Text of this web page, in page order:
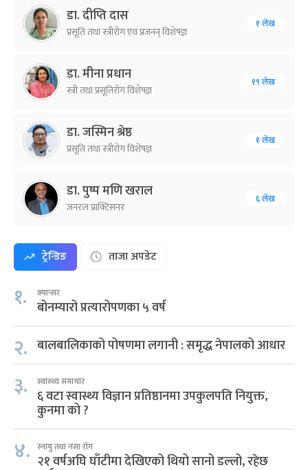
डा. दीप्ति दास
प्रसूति तथा स्त्रीरोग एवं प्रजनन् विशेषज्ञ
१ लेख
डा. मीना प्रधान
स्त्री तथा प्रसूतिरोग विशेषज्ञ
१९ लेख
डा. जस्मिन श्रेष्ठ
प्रसूति तथा स्त्रीरोग विशेषज्ञ
१ लेख
डा. पुष्प मणि खराल
जनरल प्राक्टिसनर
६ लेख
ट्रेन्डिङ ताजा अपडेट
१. क्यान्सर
बोनम्यारो प्रत्यारोपणका ५ वर्ष
२. बालबालिकाको पोषणमा लगानी : समृद्ध नेपालको आधार
३. स्वास्थ्य समाचार
६ वटा स्वास्थ्य विज्ञान प्रतिष्ठानमा उपकुलपति नियुक्त,
कुनमा को ?
४. स्नायु तथा नसा रोग
२१ वर्षअघि घाँटीमा देखिएको थियो सानो डल्लो, रहेछ